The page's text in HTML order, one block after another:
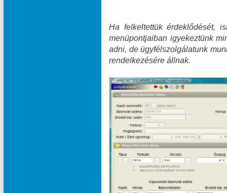
Ha felkeltettük érdeklődését,
menüpontjaiban igyekeztünk
adni, de ügyfélszolgálatunk
rendelkezésére állnak.